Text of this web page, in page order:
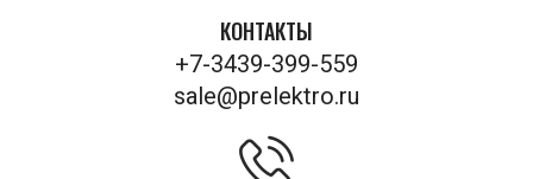
КОНТАКТЫ
+7-3439-399-559
sale@prelektro.ru